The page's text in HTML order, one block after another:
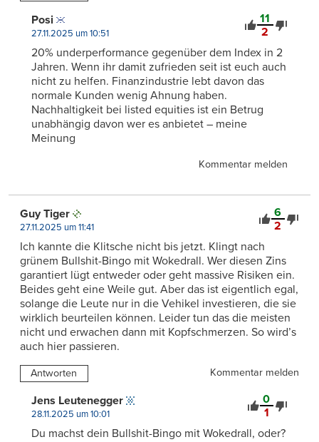
11
2
Posi
27.11.2025 um 10:51
20% underperformance gegenüber dem Index in 2
Jahren. Wenn ihr damit zufrieden seit ist euch auch
nicht zu helfen. Finanzindustrie lebt davon das
normale Kunden wenig Ahnung haben.
Nachhaltigkeit bei listed equities ist ein Betrug
unabhängig davon wer es anbietet – meine
Meinung
Kommentar melden
6
2
Guy Tiger
27.11.2025 um 11:41
Ich kannte die Klitsche nicht bis jetzt. Klingt nach
grünem Bullshit-Bingo mit Wokedrall. Wer diesen Zins
garantiert lügt entweder oder geht massive Risiken ein.
Beides geht eine Weile gut. Aber das ist eigentlich egal,
solange die Leute nur in die Vehikel investieren, die sie
wirklich beurteilen können. Leider tun das die meisten
nicht und erwachen dann mit Kopfschmerzen. So wird’s
auch hier passieren.
Antworten Kommentar melden
0
1
Jens Leutenegger
28.11.2025 um 10:01
Du machst dein Bullshit-Bingo mit Wokedrall, oder?